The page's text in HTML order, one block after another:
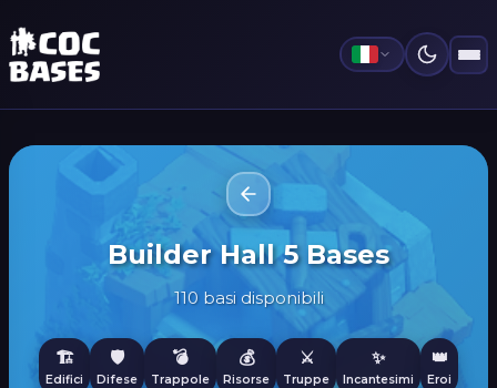
Builder Hall 5 Bases
110 basi disponibili
🏗️
Edifici
🛡️
Difese
💣
Trappole
💰
Risorse
⚔️
Truppe
✨
Incantesimi
👑
Eroi